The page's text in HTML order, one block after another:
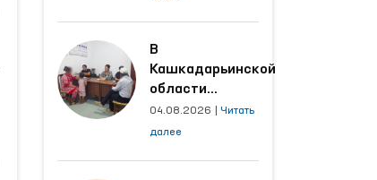
трудятся
осуждённые
В
Кашкадарьинской
области
налажена
адресная работа
04.08.2026
Читать
далее